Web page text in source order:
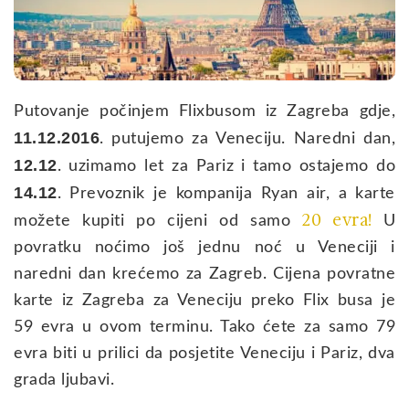
Putovanje počinjem Flixbusom iz Zagreba gdje,
11.12.2016. putujemo za Veneciju. Naredni dan,
12.12. uzimamo let za Pariz i tamo ostajemo do
14.12. Prevoznik je kompanija Ryan air, a karte
možete kupiti po cijeni od samo 20 evra!
U
povratku noćimo još jednu noć u Veneciji i
naredni dan krećemo za Zagreb. Cijena povratne
karte iz Zagreba za Veneciju preko Flix busa je
59 evra u ovom terminu. Tako ćete za samo 79
evra biti u prilici da posjetite Veneciju i Pariz, dva
grada ljubavi.